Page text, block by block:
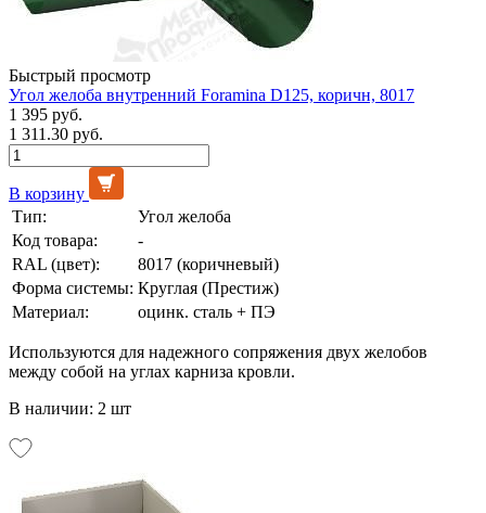
Быстрый просмотр
Угол желоба внутренний Foramina D125, коричн, 8017
1 395 руб.
1 311.30 руб.
В корзину
Тип:
Угол желоба
Код товара:
-
RAL (цвет):
8017 (коричневый)
Форма системы: Круглая (Престиж)
Материал:
оцинк. сталь + ПЭ
Используются для надежного сопряжения двух желобов
между собой на углах карниза кровли.
В наличии: 2 шт